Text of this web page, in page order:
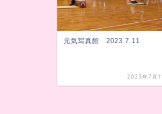
元気写真館 2023.7.11
2023年7月